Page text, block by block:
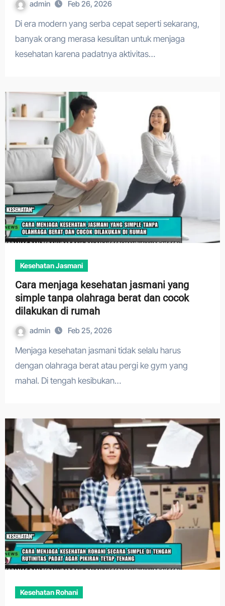
admin Feb 26, 2026
Di era modern yang serba cepat seperti sekarang,
banyak orang merasa kesulitan untuk menjaga
kesehatan karena padatnya aktivitas…
Kesehatan Jasmani
Cara menjaga kesehatan jasmani yang
simple tanpa olahraga berat dan cocok
dilakukan di rumah
admin Feb 25, 2026
Menjaga kesehatan jasmani tidak selalu harus
dengan olahraga berat atau pergi ke gym yang
mahal. Di tengah kesibukan…
Kesehatan Rohani